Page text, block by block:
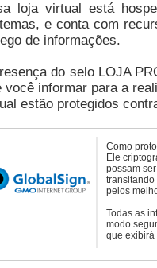
loja virtual está
e conta com
de informações.
do selo LOJA
você informar para a
estão protegidos
Como
Ele
possam
transitando
pelos
Todas as
modo
que exibirá